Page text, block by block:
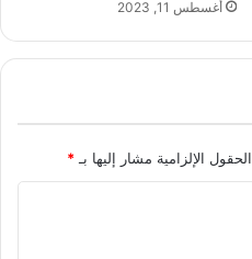
أغسطس 11, 2023
الحقول الإلزامية مشار إليها بـ*